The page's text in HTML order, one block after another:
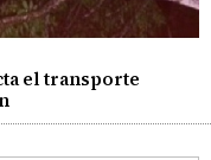
el transporte